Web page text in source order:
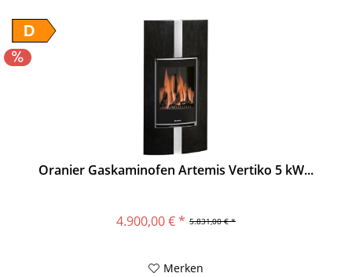
D
Oranier Gaskaminofen Artemis Vertiko 5 kW...
5.831,00 € *
4.900,00 € *
Merken